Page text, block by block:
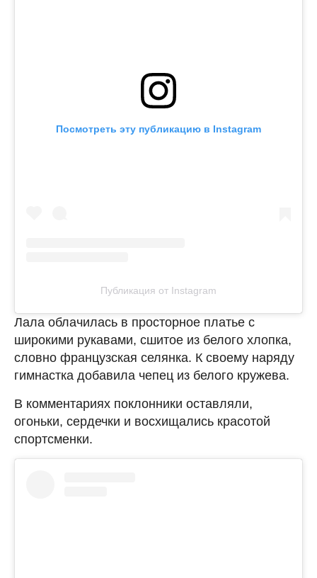
Посмотреть эту публикацию в Instagram
Публикация от Instagram
Лала облачилась в просторное платье с
широкими рукавами, сшитое из белого хлопка,
словно французская селянка. К своему наряду
гимнастка добавила чепец из белого кружева.
В комментариях поклонники оставляли,
огоньки, сердечки и восхищались красотой
спортсменки.